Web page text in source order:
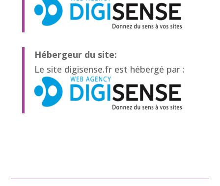
Hébergeur du site:
Le site digisense.fr est hébergé par :